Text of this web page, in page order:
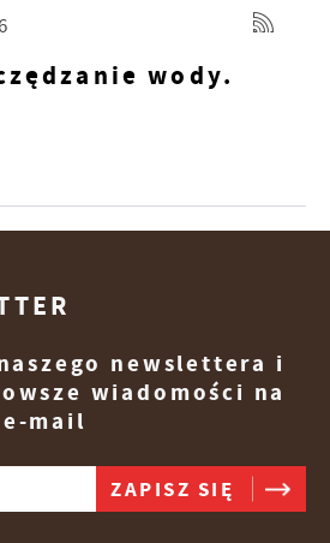
wody.
newslettera i
wiadomości na
mail